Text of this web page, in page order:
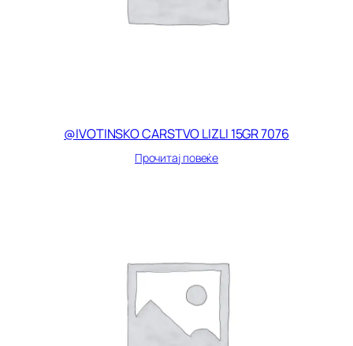
@IVOTINSKO CARSTVO LIZLI 15GR 7076
Прочитај повеќе